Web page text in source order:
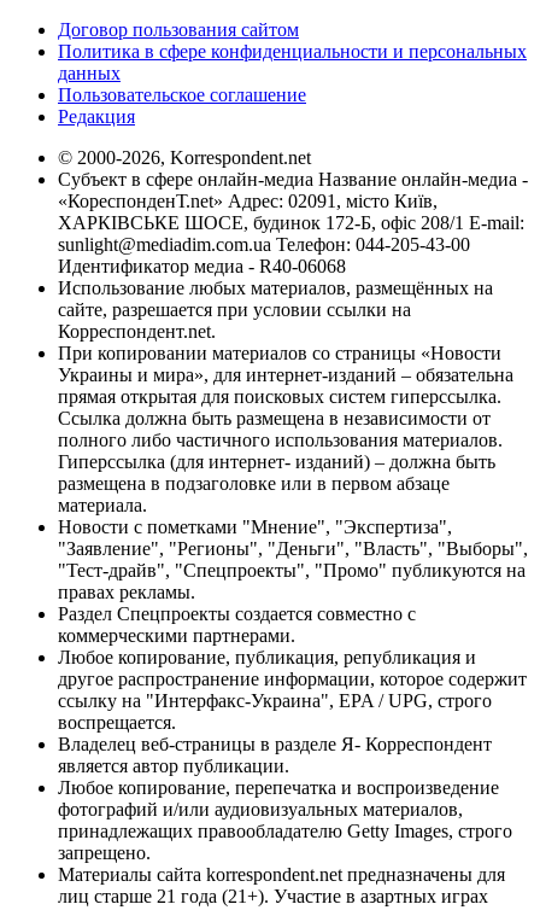
Договор пользования сайтом
Политика в сфере конфиденциальности и персональных
данных
Пользовательское соглашение
Редакция
© 2000-2026, Korrespondent.net
Субъект в сфере онлайн-медиа Название онлайн-медиа -
«КореспонденТ.net» Адрес: 02091, місто Київ,
ХАРКІВСЬКЕ ШОСЕ, будинок 172-Б, офіс 208/1 E-mail:
sunlight@mediadim.com.ua Телефон: 044-205-43-00
Идентификатор медиа - R40-06068
Использование любых материалов, размещённых на
сайте, разрешается при условии ссылки на
Корреспондент.net.
При копировании материалов со страницы «Новости
Украины и мира», для интернет-изданий – обязательна
прямая открытая для поисковых систем гиперссылка.
Ссылка должна быть размещена в независимости от
полного либо частичного использования материалов.
Гиперссылка (для интернет- изданий) – должна быть
размещена в подзаголовке или в первом абзаце
материала.
Новости с пометками "Мнение", "Экспертиза",
"Заявление", "Регионы", "Деньги", "Власть", "Выборы",
"Тест-драйв", "Спецпроекты", "Промо" публикуются на
правах рекламы.
Раздел Спецпроекты создается совместно с
коммерческими партнерами.
Любое копирование, публикация, републикация и
другое распространение информации, которое содержит
ссылку на "Интерфакс-Украина", EPA / UPG, строго
воспрещается.
Владелец веб-страницы в разделе Я- Корреспондент
является автор публикации.
Любое копирование, перепечатка и воспроизведение
фотографий и/или аудиовизуальных материалов,
принадлежащих правообладателю Getty Images, строго
запрещено.
Материалы сайта korrespondent.net предназначены для
лиц старше 21 года (21+). Участие в азартных играх